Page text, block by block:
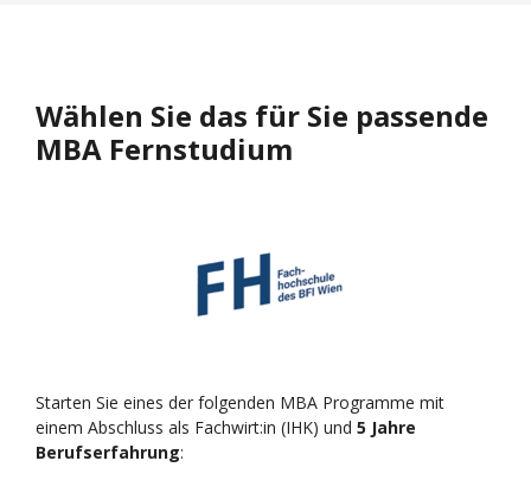
Wählen Sie das für Sie passende
MBA Fernstudium
Starten Sie eines der folgenden MBA Programme mit
einem Abschluss als Fachwirt:in (IHK) und 5 Jahre
Berufserfahrung: